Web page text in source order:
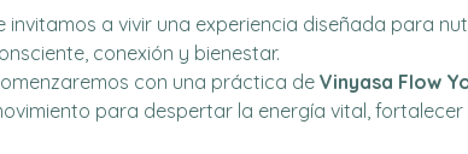
invitamos a vivir una experiencia diseñada para
conexión y bienestar.
con una práctica de Vinyasa Flow
para despertar la energía vital,